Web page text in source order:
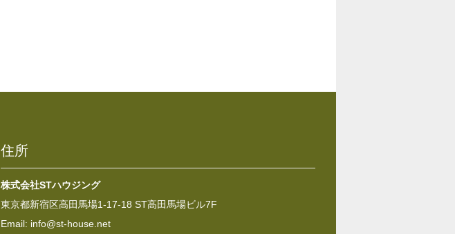
住所
株式会社STハウジング
東京都新宿区高田馬場1-17-18 ST高田馬場ビル7F
Email: info@st-house.net